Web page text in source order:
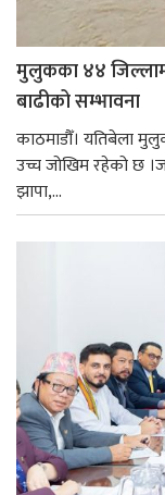
मुलुकका ४४
बाढीको सम्भावना
काठमाडौँ। यतिबेला
उच्च जोखिम रहेको छ
झापा,...